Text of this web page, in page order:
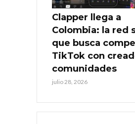
Clapper llega a
Colombia: la red
que busca
TikTok con
comunidades
julio 28, 2026